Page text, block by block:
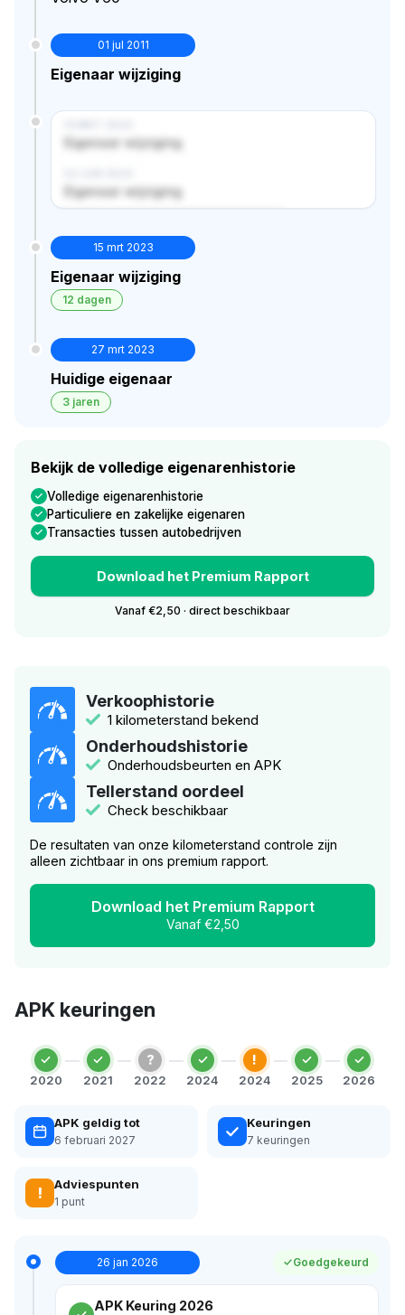
01 jul 2011
Eigenaar wijziging
Eigenaar wijziging
Eigenaar wijziging
15 mrt 2023
Eigenaar wijziging
12 dagen
27 mrt 2023
Huidige eigenaar
3 jaren
Bekijk de volledige eigenarenhistorie
Volledige eigenarenhistorie
Particuliere en zakelijke eigenaren
Transacties tussen autobedrijven
Download het Premium Rapport
Vanaf €2,50 · direct beschikbaar
Verkoophistorie
1 kilometerstand bekend
Onderhoudshistorie
Onderhoudsbeurten en APK
Tellerstand oordeel
Check beschikbaar
De resultaten van onze kilometerstand controle zijn
alleen zichtbaar in ons premium rapport.
Download het Premium Rapport
Vanaf €2,50
APK keuringen
2020 2021
?
2022 2024
!
2024 2025 2026
APK geldig tot
6 februari 2027
Keuringen
7 keuringen
! Adviespunten
1 punt
26 jan 2026 Goedgekeurd
APK Keuring 2026